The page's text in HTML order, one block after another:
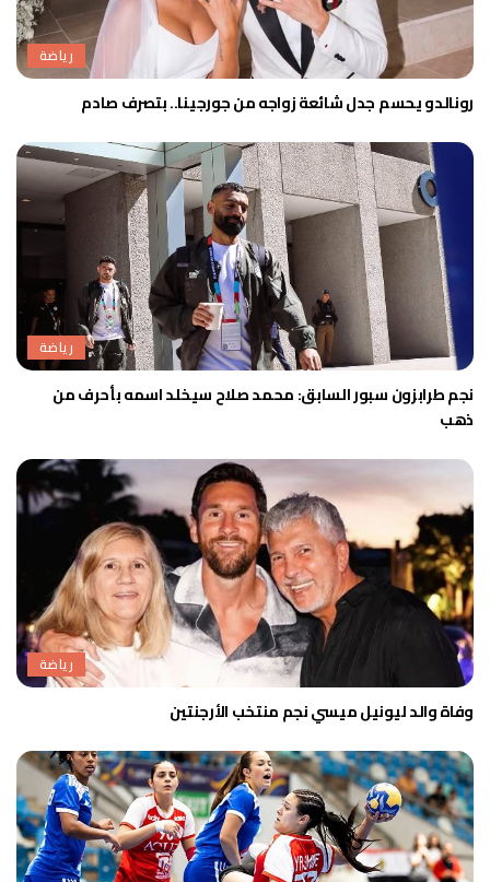
رياضة
رونالدو يحسم جدل شائعة زواجه من جورجينا.. بتصرف صادم
رياضة
نجم طرابزون سبور السابق: محمد صلاح سيخلد اسمه بأحرف من
ذهب
رياضة
وفاة والد ليونيل ميسي نجم منتخب الأرجنتين